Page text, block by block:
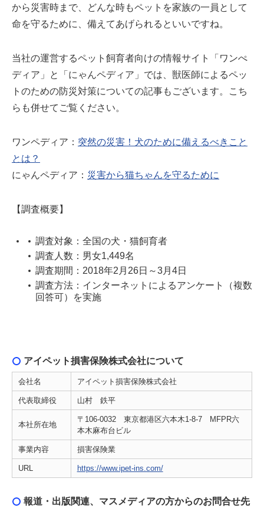
から災害時まで、どんな時もペットを家族の一員として
命を守るために、備えてあげられるといいですね。
当社の運営するペット飼育者向けの情報サイト「ワンぺ
ディア」と「にゃんペディア」では、獣医師によるペッ
トのための防災対策についての記事もございます。こち
らも併せてご覧ください。
ワンペディア： 突然の災害！犬のために備えるべきこと
とは？
にゃんペディア： 災害から猫ちゃんを守るために
【調査概要】
調査対象：全国の犬・猫飼育者
調査人数：男女1,449名
調査期間：2018年2月26日～3月4日
調査方法：インターネットによるアンケート（複数
回答可）を実施
アイペット損害保険株式会社について
会社名 アイペット損害保険株式会社
代表取締役 山村 鉄平
本社所在地
〒106-0032 東京都港区六本木1-8-7 MFPR六
本木麻布台ビル
事業内容 損害保険業
URL https://www.ipet-ins.com/
報道・出版関連、マスメディアの方からのお問合せ先